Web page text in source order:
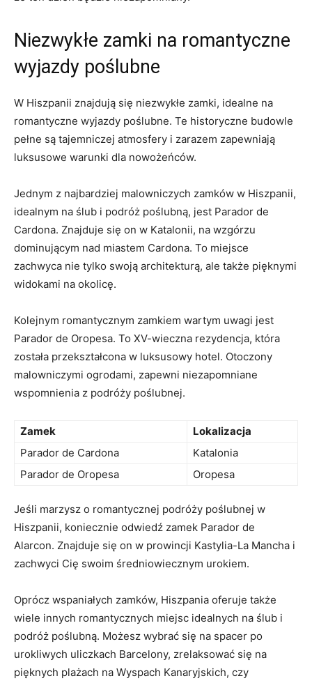
Niezwykłe ⁢zamki na romantyczne⁢
wyjazdy poślubne
W Hiszpanii ⁤znajdują się niezwykłe zamki, idealne na
romantyczne⁤ wyjazdy poślubne. Te historyczne budowle
pełne są tajemniczej atmosfery i zarazem zapewniają
luksusowe warunki dla‍ nowożeńców.
Jednym z ​najbardziej malowniczych ​zamków w Hiszpanii,
idealnym‍ na ‍ślub ⁣i podróż poślubną, jest Parador de
Cardona.⁣ Znajduje ​się on ⁢w Katalonii, na wzgórzu
dominującym nad miastem ‍Cardona. To miejsce
zachwyca nie tylko swoją architekturą, ale ‌także pięknymi
widokami na okolicę.
Kolejnym romantycznym zamkiem wartym uwagi jest
Parador de Oropesa. To XV-wieczna rezydencja, która
została przekształcona w ⁣luksusowy⁣ hotel. Otoczony
malowniczymi ogrodami, zapewni niezapomniane⁤
wspomnienia z podróży ‌poślubnej.
Zamek
Lokalizacja
Parador ‍de⁣ Cardona
Katalonia
Parador de Oropesa
Oropesa
Jeśli ⁣marzysz o romantycznej podróży poślubnej w
‍Hiszpanii, koniecznie odwiedź zamek Parador ⁤de
Alarcon. Znajduje⁢ się ⁣on w prowincji Kastylia-La Mancha i
zachwyci ⁣Cię swoim średniowiecznym urokiem.
Oprócz ​wspaniałych zamków, Hiszpania oferuje⁣ także
wiele innych romantycznych miejsc ​idealnych na ​ślub i
podróż poślubną. Możesz wybrać się na​ spacer ‍po
urokliwych uliczkach Barcelony, zrelaksować się na
pięknych plażach na Wyspach​ Kanaryjskich, czy​